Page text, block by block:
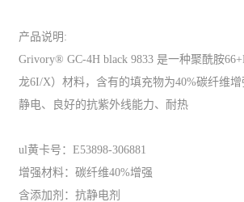
产品说明:
Grivory® GC-4H black 9833 是一种聚酰胺
龙6I/X）材料，含有的填充物为40%碳纤维
静电、良好的抗紫外线能力、耐热
ul黄卡号：E53898-306881
增强材料：碳纤维40%增强
含添加剂：抗静电剂